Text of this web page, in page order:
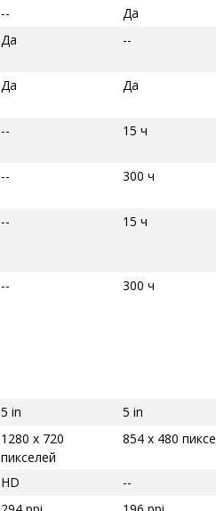
--
Да
Да --
Да Да
-- 15 ч
-- 300 ч
-- 15 ч
-- 300 ч
5 in
5 in
1280 x 720
пикселей
854 x 480
HD
--